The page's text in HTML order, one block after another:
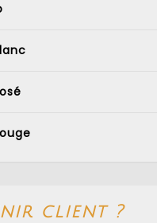
client ?